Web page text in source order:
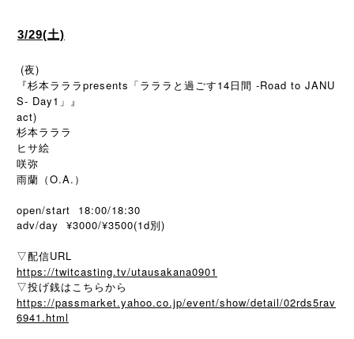
3/29(土)
(夜)
『杉本ラララpresents「ラララと過ごす14日間 -Road to JANU
S- Day1」』
act)
杉本ラララ
ヒサ絵
咲弥
雨蘭（O.A.）
open/start 18:00/18:30
adv/day ¥3000/¥3500(1d別)
▽配信URL
https://twitcasting.tv/utausakana0901
▽投げ銭はこちらから
https://passmarket.yahoo.co.jp/event/show/detail/02rds5rav
6941.html